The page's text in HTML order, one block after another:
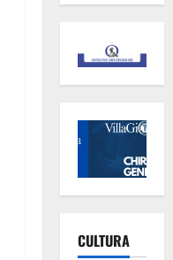
CULTURA